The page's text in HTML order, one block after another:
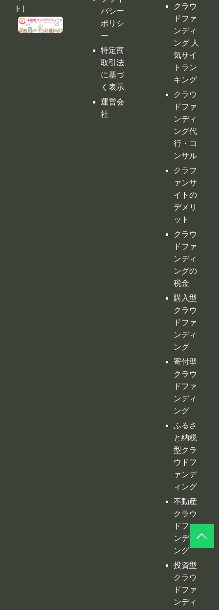
く表示
運営会
社
クラウ
ドファ
ンディ
ング代
行・コ
ンサル
クラフ
ァンサ
イトの
デメリ
ット
クラウ
ドファ
ンディ
ングの
税金
購入型
クラウ
ドファ
ンディ
ング
寄付型
クラウ
ドファ
ンディ
ング
ふるさ
と納税
型クラ
ウドフ
ァンデ
ィング
不動産
クラウ
ドファ
ンディ
ング
投資型
クラウ
ドファ
ンディ
ング